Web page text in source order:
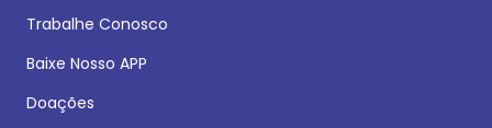
Trabalhe Conosco
Baixe Nosso APP
Doações